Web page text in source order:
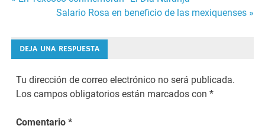
entradas
Salario Rosa en beneficio de las mexiquenses »
DEJA UNA RESPUESTA
Tu dirección de correo electrónico no será publicada.
Los campos obligatorios están marcados con*
Comentario*